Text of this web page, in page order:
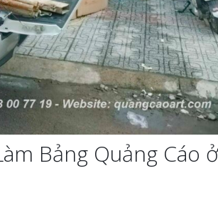
Bảng Quảng Cáo
Làm
Tại Vinh Lấy
Làm
Vinh Nghệ An
Mẫu biển quán cà
phê bằng gỗ đẹp
Mẫu biển hiệu gỗ
vintage ấn tượng